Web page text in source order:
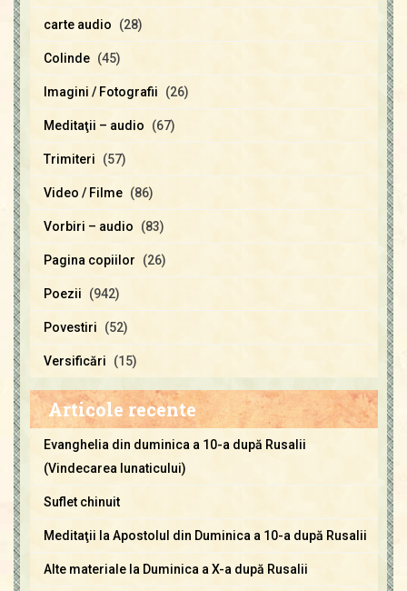
carte audio (28)
Colinde (45)
Imagini / Fotografii (26)
Meditaţii – audio (67)
Trimiteri (57)
Video / Filme (86)
Vorbiri – audio (83)
Pagina copiilor (26)
Poezii (942)
Povestiri (52)
Versificări (15)
Articole recente
Evanghelia din duminica a 10-a după Rusalii
(Vindecarea lunaticului)
Suflet chinuit
Meditaţii la Apostolul din Duminica a 10-a după Rusalii
Alte materiale la Duminica a X-a după Rusalii